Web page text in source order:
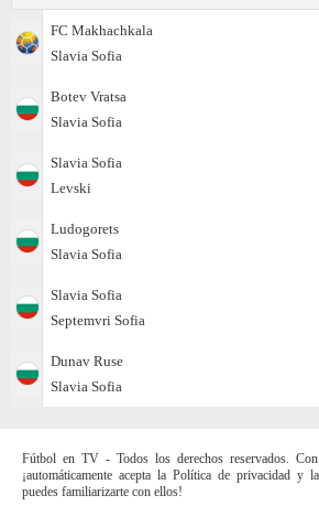
FC Makhachkala
Slavia Sofia
Botev Vratsa
Slavia Sofia
Slavia Sofia
Levski
Ludogorets
Slavia Sofia
Slavia Sofia
Septemvri Sofia
Dunav Ruse
Slavia Sofia
Fútbol en TV - Todos los derechos reservados.
¡automáticamente acepta la Política de privacidad y
puedes familiarizarte con ellos!